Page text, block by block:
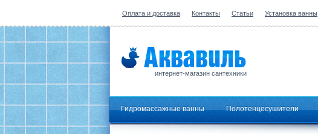
Оплата и доставка Контакты Статьи Установка ванны
интернет-магазин сантехники
Гидромассажные ванны Полотенцесушители